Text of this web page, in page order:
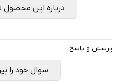
درباره این محصول
پرسش و پاسخ
سوال خود را